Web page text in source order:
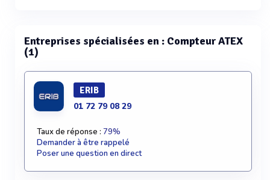
Entreprises spécialisées en : Compteur ATEX
(1)
ERIB
01 72 79 08 29
Taux de réponse : 79%
Demander à être rappelé
Poser une question en direct